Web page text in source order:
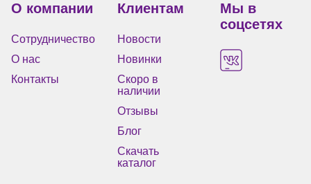
О компании
Сотрудничество
О нас
Контакты
Клиентам
Новости
Новинки
Скоро в
наличии
Отзывы
Блог
Скачать
каталог
Мы в
соцсетях